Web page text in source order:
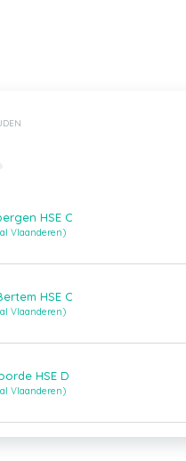
HSE C
Vlaanderen)
HSE C
Vlaanderen)
HSE D
Vlaanderen)